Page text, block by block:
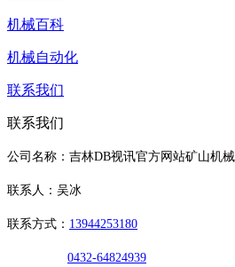
机械百科
机械自动化
联系我们
联系我们
公司名称：吉林DB视讯官方网站矿山机
联系人：吴冰
联系方式： 13944253180
0432-64824939